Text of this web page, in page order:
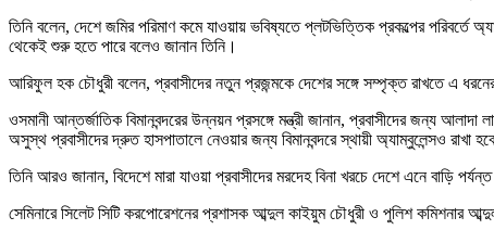
তিনি বলেন, দেশে জমির পরিমাণ কমে যাওয়ায় ভবিষ্যতে প্লটভিত্তিক প্রকল্পের পরিবর্তে
থেকেই শুরু হতে পারে বলেও জানান তিনি।
আরিফুল হক চৌধুরী বলেন, প্রবাসীদের নতুন প্রজন্মকে দেশের সঙ্গে সম্পৃক্ত রাখতে এ
ওসমানী আন্তর্জাতিক বিমানবন্দরের উন্নয়ন প্রসঙ্গে মন্ত্রী জানান, প্রবাসীদের জন্য
অসুস্থ প্রবাসীদের দ্রুত হাসপাতালে নেওয়ার জন্য বিমানবন্দরে স্থায়ী অ্যাম্বুলেন্সও রাখা
তিনি আরও জানান, বিদেশে মারা যাওয়া প্রবাসীদের মরদেহ বিনা খরচে দেশে এনে বাড়ি
সেমিনারে সিলেট সিটি করপোরেশনের প্রশাসক আব্দুল কাইয়ুম চৌধুরী ও পুলিশ কমিশনার